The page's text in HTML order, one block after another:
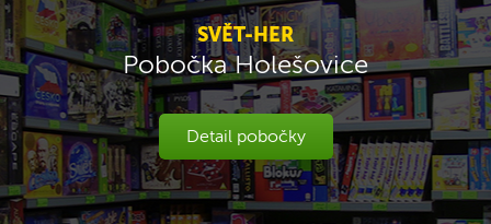
SVĚT-HER
Pobočka Holešovice
Detail pobočky